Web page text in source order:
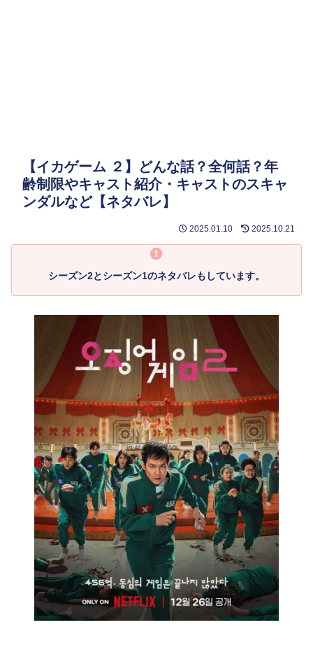
【イカゲーム ２】どんな話？全何話？年
齢制限やキャスト紹介・キャストのスキャ
ンダルなど【ネタバレ】
2025.01.10 2025.10.21
シーズン2とシーズン1のネタバレもしています。